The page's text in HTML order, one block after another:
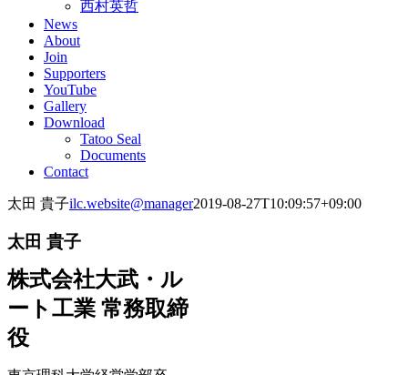
西村英哲
News
About
Join
Supporters
YouTube
Gallery
Download
Tatoo Seal
Documents
Contact
太田 貴子ilc.website@manager2019-08-27T10:09:57+09:00
太田 貴子
株式会社大武・ル
ート工業 常務取締
役